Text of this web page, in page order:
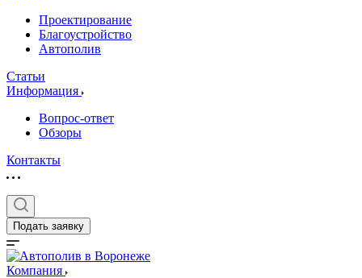
Проектирование
Благоустройство
Автополив
Статьи
Информация
Вопрос-ответ
Обзоры
Контакты
Подать заявку
Компания